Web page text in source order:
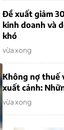
Đề xuất giảm
kinh doanh và
khó
vừa xong
Không nợ thuế
xuất cảnh:
vừa xong